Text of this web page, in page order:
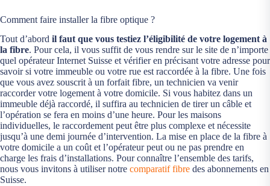
Comment faire installer la fibre optique ?
Tout d’abord il faut que vous testiez l’éligibilité de votre logement à
la fibre. Pour cela, il vous suffit de vous rendre sur le site de n’importe
quel opérateur Internet Suisse et vérifier en précisant votre adresse pour
savoir si votre immeuble ou votre rue est raccordée à la fibre. Une fois
que vous avez souscrit à un forfait fibre, un technicien va venir
raccorder votre logement à votre domicile. Si vous habitez dans un
immeuble déjà raccordé, il suffira au technicien de tirer un câble et
l’opération se fera en moins d’une heure. Pour les maisons
individuelles, le raccordement peut être plus complexe et nécessite
jusqu’à une demi journée d’intervention. La mise en place de la fibre à
votre domicile a un coût et l’opérateur peut ou ne pas prendre en
charge les frais d’installations. Pour connaître l’ensemble des tarifs,
nous vous invitons à utiliser notre comparatif fibre des abonnements en
Suisse.